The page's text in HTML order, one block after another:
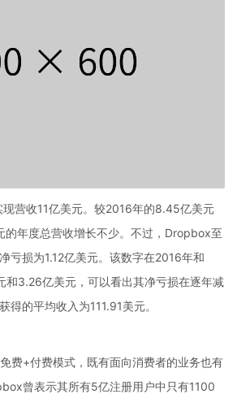
营收11亿美元。较2016年的8.45亿美元
年度总营收增长不少。不过，Dropbox至
亏损为1.12亿美元。该数字在2016年和
和3.26亿美元，可以看出其净亏损在逐年减
得的平均收入为111.91美元。
费+付费模式，既有面向消费者的业务也有
曾表示其所有5亿注册用户中只有1100